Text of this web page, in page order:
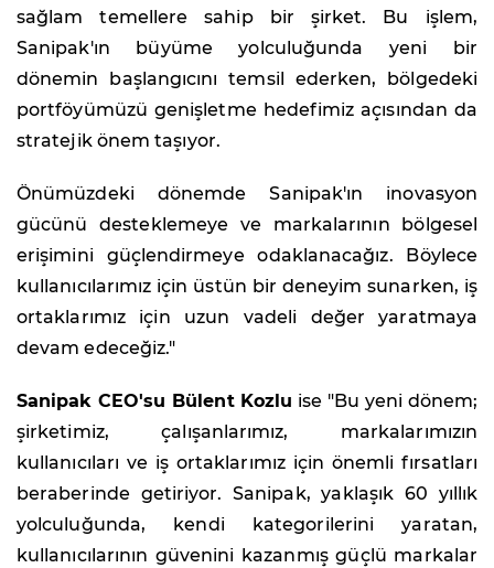
sağlam temellere sahip bir şirket. Bu işlem,
Sanipak'ın büyüme yolculuğunda yeni bir
dönemin başlangıcını temsil ederken, bölgedeki
portföyümüzü genişletme hedefimiz açısından da
stratejik önem taşıyor.
Önümüzdeki dönemde Sanipak'ın inovasyon
gücünü desteklemeye ve markalarının bölgesel
erişimini güçlendirmeye odaklanacağız. Böylece
kullanıcılarımız için üstün bir deneyim sunarken, iş
ortaklarımız için uzun vadeli değer yaratmaya
devam edeceğiz."
Sanipak CEO'su Bülent Kozlu ise "Bu yeni dönem;
şirketimiz, çalışanlarımız, markalarımızın
kullanıcıları ve iş ortaklarımız için önemli fırsatları
beraberinde getiriyor. Sanipak, yaklaşık 60 yıllık
yolculuğunda, kendi kategorilerini yaratan,
kullanıcılarının güvenini kazanmış güçlü markalar